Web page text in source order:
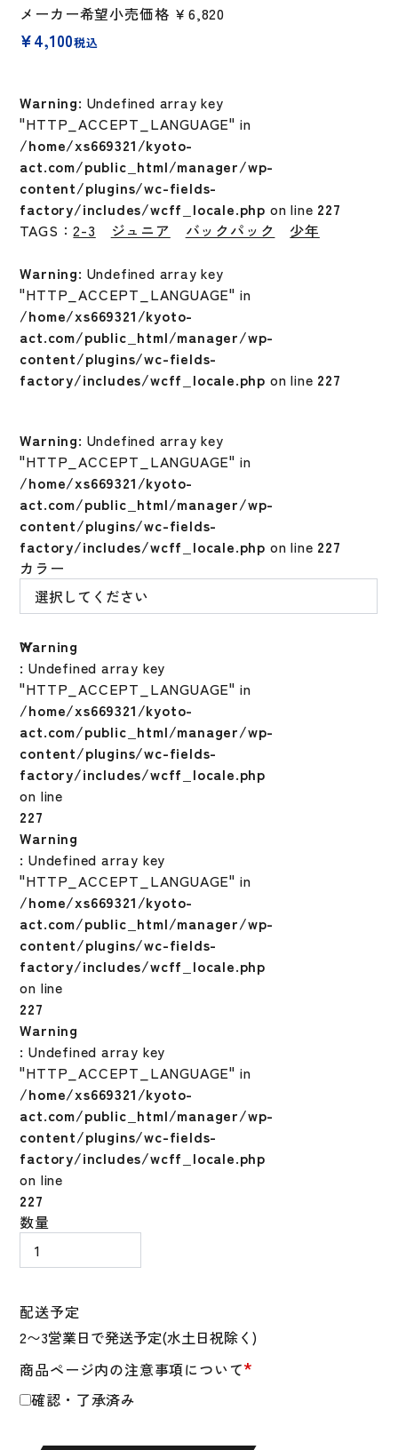
メーカー希望小売価格 ￥6,820
¥4,100税込
Warning: Undefined array key
"HTTP_ACCEPT_LANGUAGE" in
/home/xs669321/kyoto-
act.com/public_html/manager/wp-
content/plugins/wc-fields-
factory/includes/wcff_locale.php on line 227
TAGS：2-3 ジュニア バックパック
少年
Warning: Undefined array key
"HTTP_ACCEPT_LANGUAGE" in
/home/xs669321/kyoto-
act.com/public_html/manager/wp-
content/plugins/wc-fields-
factory/includes/wcff_locale.php on line 227
Warning: Undefined array key
"HTTP_ACCEPT_LANGUAGE" in
/home/xs669321/kyoto-
act.com/public_html/manager/wp-
content/plugins/wc-fields-
factory/includes/wcff_locale.php on line 227
カラー
商品ページ内の注意事項について*
確認・了承済み
Warning
: Undefined array key
"HTTP_ACCEPT_LANGUAGE" in
/home/xs669321/kyoto-
act.com/public_html/manager/wp-
content/plugins/wc-fields-
factory/includes/wcff_locale.php
on line
227
Warning
: Undefined array key
"HTTP_ACCEPT_LANGUAGE" in
/home/xs669321/kyoto-
act.com/public_html/manager/wp-
content/plugins/wc-fields-
factory/includes/wcff_locale.php
on line
227
配送予定
数量
ミ
ノ
ッ
野
球
バ
ッ
Warning
: Undefined array key
"HTTP_ACCEPT_LANGUAGE" in
/home/xs669321/kyoto-
act.com/public_html/manager/wp-
content/plugins/wc-fields-
factory/includes/wcff_locale.php
on line
227